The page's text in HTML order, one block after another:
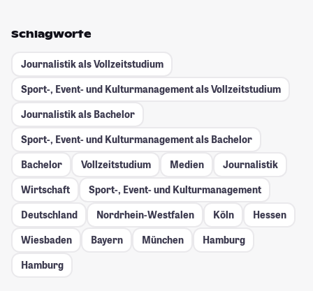
Schlagworte
Journalistik als Vollzeitstudium
Sport-, Event- und Kulturmanagement als Vollzeitstudium
Journalistik als Bachelor
Sport-, Event- und Kulturmanagement als Bachelor
Bachelor
Vollzeitstudium Medien
Journalistik
Wirtschaft
Sport-, Event- und Kulturmanagement
Deutschland
Nordrhein-Westfalen Köln
Hessen
Wiesbaden
Bayern München
Hamburg
Hamburg